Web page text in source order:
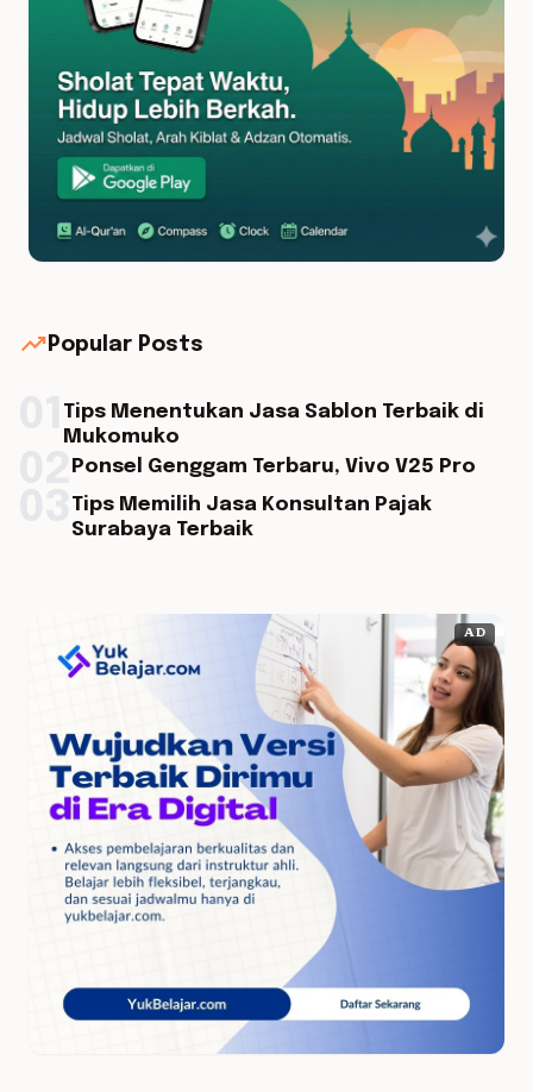
trending_up Popular Posts
Tips Menentukan Jasa Sablon Terbaik di
Mukomuko
Ponsel Genggam Terbaru, Vivo V25 Pro
Tips Memilih Jasa Konsultan Pajak
Surabaya Terbaik
AD